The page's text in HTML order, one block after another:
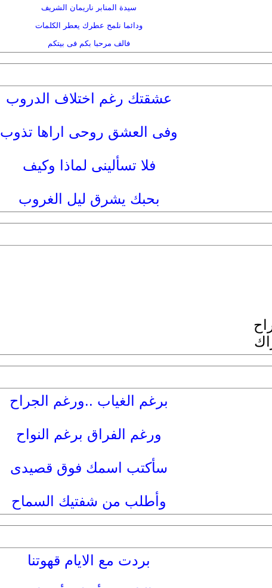
سيدة المنابر ناريمان الشريف
ودائما نلمح عطرك يعطر الكلمات
فالف مرحبا بكم فى بيتكم
عشقتك رغم اختلاف الدروب
وفى العشق روحى اراها تذوب
فلا تسألينى لماذا وكيف
بحبك يشرق ليل الغروب
برغم الغياب ..ورغم الجراح
ورغم الفراق برغم النواح
سأكتب اسمك فوق قصيدى
وأطلب من شفتيك السماح
بردت مع الايام قهوتنا